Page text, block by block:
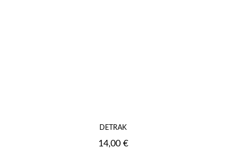
DETRAK
Prix
14,00 €